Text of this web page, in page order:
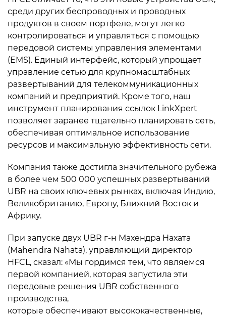
среди других беспроводных и проводных
продуктов в своем портфеле, могут легко
контролироваться и управляться с помощью
передовой системы управления элементами
(EMS). Единый интерфейс, который упрощает
управление сетью для крупномасштабных
развертываний для телекоммуникационных
компаний и предприятий. Кроме того, наш
инструмент планирования ссылок LinkXpert
позволяет заранее тщательно планировать сеть,
обеспечивая оптимальное использование
ресурсов и максимальную эффективность сети.
Компания также достигла значительного рубежа
в более чем 500 000 успешных развертываний
UBR на своих ключевых рынках, включая Индию,
Великобританию, Европу, Ближний Восток и
Африку.
При запуске двух UBR г-н Махендра Нахата
(Mahendra Nahata), управляющий директор
HFCL, сказал: «Мы гордимся тем, что являемся
первой компанией, которая запустила эти
передовые решения UBR собственного
производства,
которые обеспечивают высококачественные,